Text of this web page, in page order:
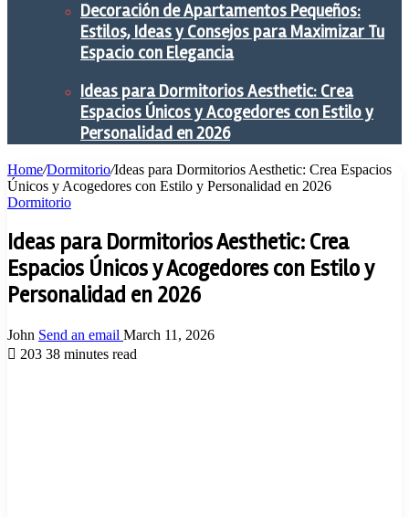
Decoración de Apartamentos Pequeños:
Estilos, Ideas y Consejos para Maximizar Tu
Espacio con Elegancia
Ideas para Dormitorios Aesthetic: Crea
Espacios Únicos y Acogedores con Estilo y
Personalidad en 2026
Home/Dormitorio/Ideas para Dormitorios Aesthetic: Crea Espacios
Únicos y Acogedores con Estilo y Personalidad en 2026
Dormitorio
Ideas para Dormitorios Aesthetic: Crea
Espacios Únicos y Acogedores con Estilo y
Personalidad en 2026
John Send an email March 11, 2026
203 38 minutes read